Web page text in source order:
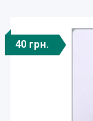
40 грн.